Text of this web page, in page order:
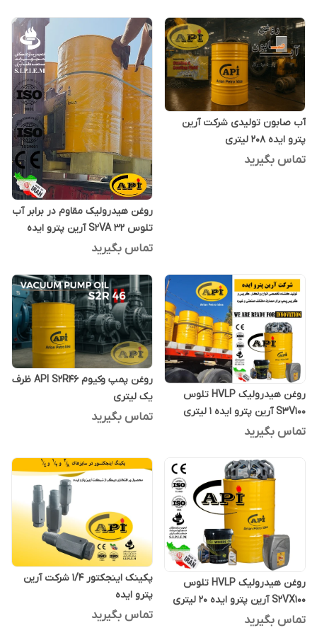
آب صابون تولیدی شرکت آرین
پترو ایده 208 لیتری
تماس بگیرید
روغن هیدرولیک مقاوم در برابر آب
تلوس S2VA 32 آرین پترو ایده
بشکه 208 لیتری
تماس بگیرید
روغن هیدرولیک HVLP تلوس
S3V100 آرین پترو ایده 1 لیتری
تماس بگیرید
روغن پمپ وکیوم API S2R46 ظرف
یک لیتری
تماس بگیرید
روغن هیدرولیک HVLP تلوس
S2VX100 آرین پترو ایده 20 لیتری
تماس بگیرید
پکینک اینجکتور 1/4 شرکت آرین
پترو ایده
تماس بگیرید